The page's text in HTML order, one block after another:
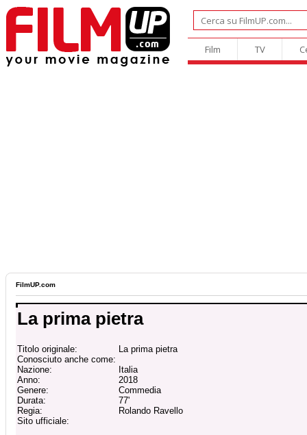
Film TV
FilmUP.com
La prima pietra
Titolo originale:
La prima pietra
Conosciuto anche come:
Nazione:
Italia
Anno:
2018
Genere:
Commedia
Durata:
77'
Regia:
Rolando Ravello
Sito ufficiale: